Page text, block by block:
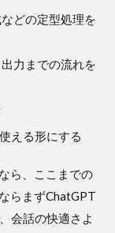
どの定型処理を
力までの流れを
える形にする
ら、ここまでの
らまずChatGPT
会話の快適さよ